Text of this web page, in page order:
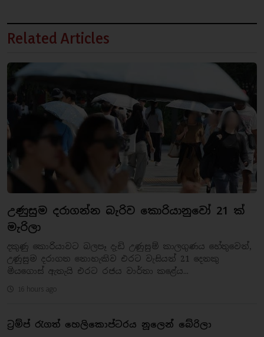
Related Articles
උණුසුම දරාගන්න බැරිව කොරියානුවෝ 21 ක්
මැරිලා
දකුණු කොරියාවට බලපෑ දැඩි උණුසුම් කාලගුණය හේතුවෙන්,
උණුසුම දරාගත නොහැකිව එරට වැසියන් 21 දෙනකු
මියගොස් ඇතැයි එරට රජය වාර්තා කළේය...
16 hours ago
ට්‍රම්ප් රැගත් හෙලිකොප්ටරය නූලෙන් බේරිලා